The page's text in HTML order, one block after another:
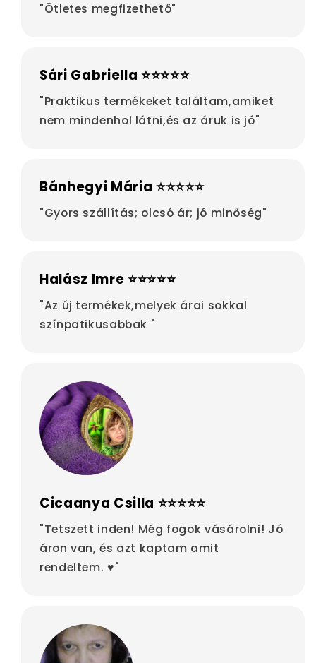
"Ötletes megfizethető"
Sári Gabriella ⭐⭐⭐⭐⭐
"Praktikus termékeket találtam,amiket
nem mindenhol látni,és az áruk is jó"
Bánhegyi Mária ⭐⭐⭐⭐⭐
"Gyors szállítás; olcsó ár; jó minőség"
Halász Imre ⭐⭐⭐⭐⭐
"Az új termékek,melyek árai sokkal
színpatikusabbak "
Cicaanya Csilla ⭐⭐⭐⭐⭐
"Tetszett inden! Még fogok vásárolni! Jó
áron van, és azt kaptam amit
rendeltem. ♥"